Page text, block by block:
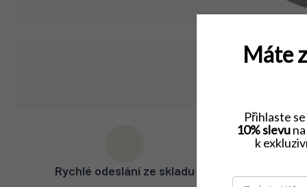
Rychlé odeslání ze skladu
Máte
Přihlaste
10% slevuna
k